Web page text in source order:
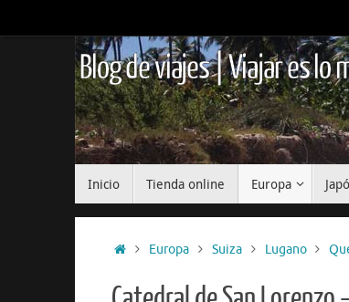
al
Blog de viajes | Viajar es lo
Inicio Tienda online Europa
InicioEuropa Suiza Lugano